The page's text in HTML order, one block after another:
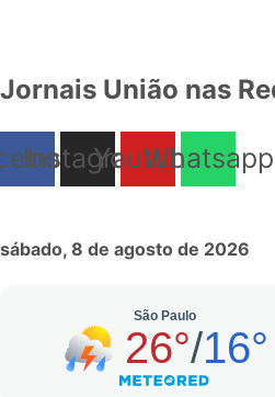
Jornais União nas
Instagram
Youtube
Whatsapp
sábado, 8 de agosto de 2026